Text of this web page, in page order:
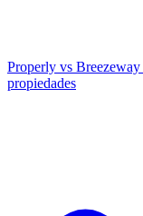
Properly vs Breezeway
propiedades